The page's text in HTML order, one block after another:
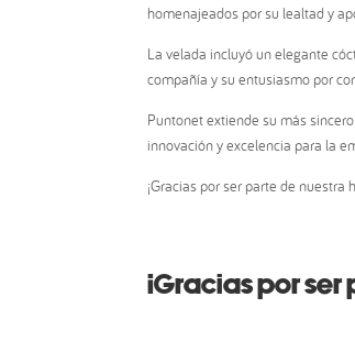
homenajeados por su lealtad y
La velada incluyó un elegante
compañía y su entusiasmo por
Puntonet extiende su más
innovación y excelencia para la
¡Gracias por ser parte de nuestra
¡Gracias por